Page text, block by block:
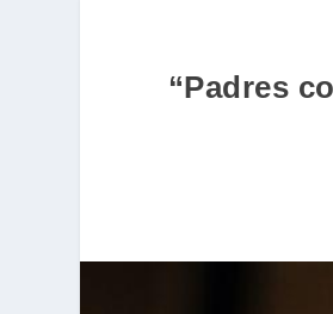
“Padres